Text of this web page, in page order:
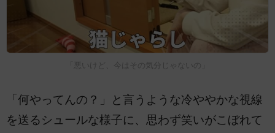
「悪いけど、今はその気分じゃないの」
「何やってんの？」と言うような冷ややかな視線
を送るシュールな様子に、思わず笑いがこぼれて